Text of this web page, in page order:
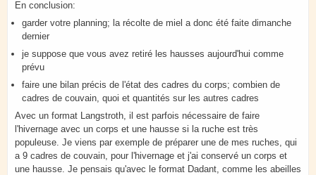
En conclusion:
garder votre planning; la récolte de miel a donc été faite dimanche
dernier
je suppose que vous avez retiré les hausses aujourd'hui comme
prévu
faire une bilan précis de l'état des cadres du corps; combien de
cadres de couvain, quoi et quantités sur les autres cadres
Avec un format Langstroth, il est parfois nécessaire de faire
l'hivernage avec un corps et une hausse si la ruche est très
populeuse. Je viens par exemple de préparer une de mes ruches, qui
a 9 cadres de couvain, pour l'hivernage et j'ai conservé un corps et
une hausse. Je pensais qu'avec le format Dadant, comme les abeilles